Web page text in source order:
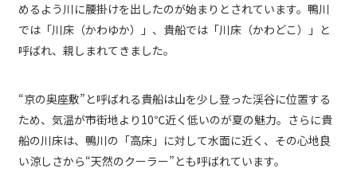
めるよう川に腰掛けを出したのが始まりとされています。鴨川
では「川床（かわゆか）」、貴船では「川床（かわどこ）」と
呼ばれ、親しまれてきました。
“京の奥座敷”と呼ばれる貴船は山を少し登った渓谷に位置する
ため、気温が市街地より10℃近く低いのが夏の魅力。さらに貴
船の川床は、鴨川の「高床」に対して水面に近く、その心地良
い涼しさから“天然のクーラー”とも呼ばれています。